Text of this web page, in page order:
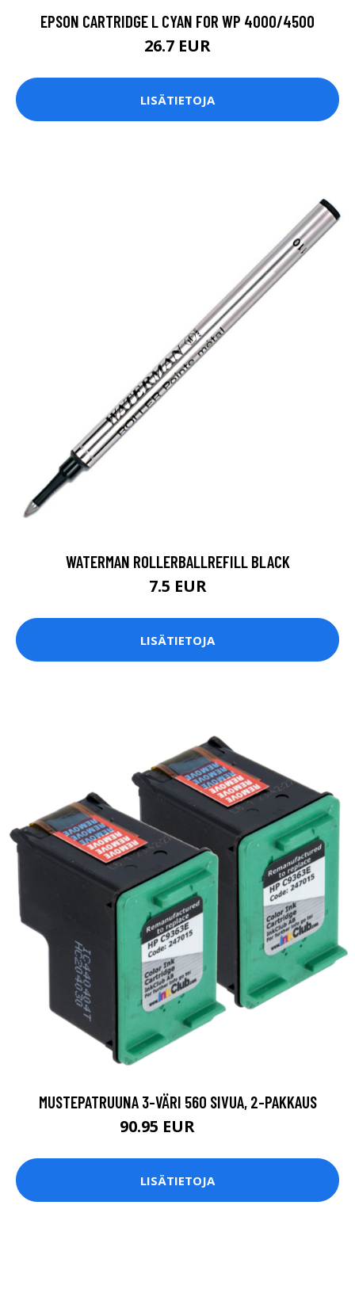
EPSON CARTRIDGE L CYAN FOR WP 4000/4500
26.7 EUR
LISÄTIETOJA
WATERMAN ROLLERBALLREFILL BLACK
7.5 EUR
LISÄTIETOJA
MUSTEPATRUUNA 3-VÄRI 560 SIVUA, 2-PAKKAUS
90.95 EUR
LISÄTIETOJA